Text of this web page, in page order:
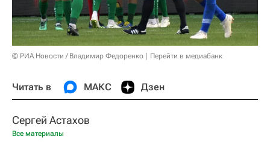
© РИА Новости / Владимир Федоренко Перейти в медиабанк
Читать в МАКС Дзен
Сергей Астахов
Все материалы